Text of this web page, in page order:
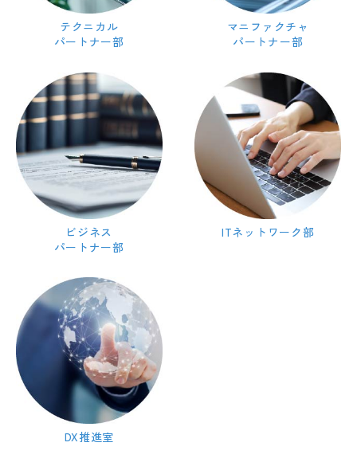
テクニカル
パートナー部
マニファクチャ
パートナー部
ビジネス
パートナー部
ITネットワーク部
DX推進室